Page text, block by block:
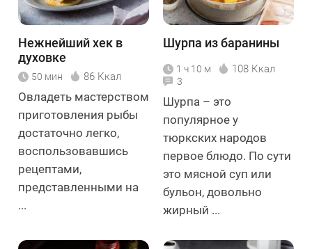
Нежнейший хек в
духовке
50 мин 86 Ккал
Овладеть мастерством
приготовления рыбы
достаточно легко,
воспользовавшись
рецептами,
представленными на
...
Шурпа из баранины
1 ч 10 м 108 Ккал
3
Шурпа – это
популярное у
тюркских народов
первое блюдо. По сути
это мясной суп или
бульон, довольно
жирный ...